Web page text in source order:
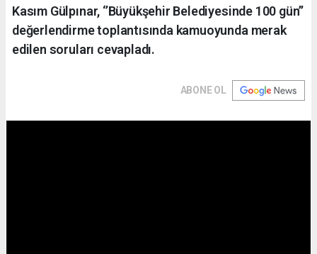
Kasım Gülpınar, ‘’Büyükşehir Belediyesinde 100 gün’’
değerlendirme toplantısında kamuoyunda merak
edilen soruları cevapladı.
ABONE OL